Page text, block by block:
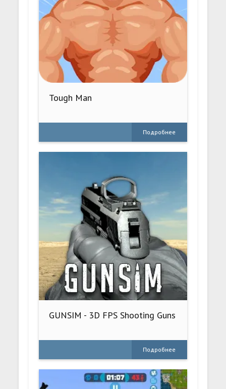
Tough Man
Подробнее
GUNSIM - 3D FPS Shooting Guns
Подробнее